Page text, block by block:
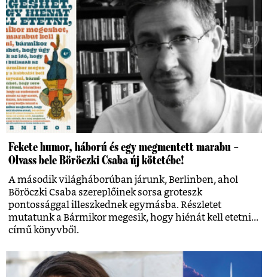
Fekete humor, háború és egy megmentett marabu –
Olvass bele Böröczki Csaba új kötetébe!
A második világháborúban járunk, Berlinben, ahol
Böröczki Csaba szereplőinek sorsa groteszk
pontossággal illeszkednek egymásba. Részletet
mutatunk a Bármikor megesik, hogy hiénát kell etetni...
című könyvből.